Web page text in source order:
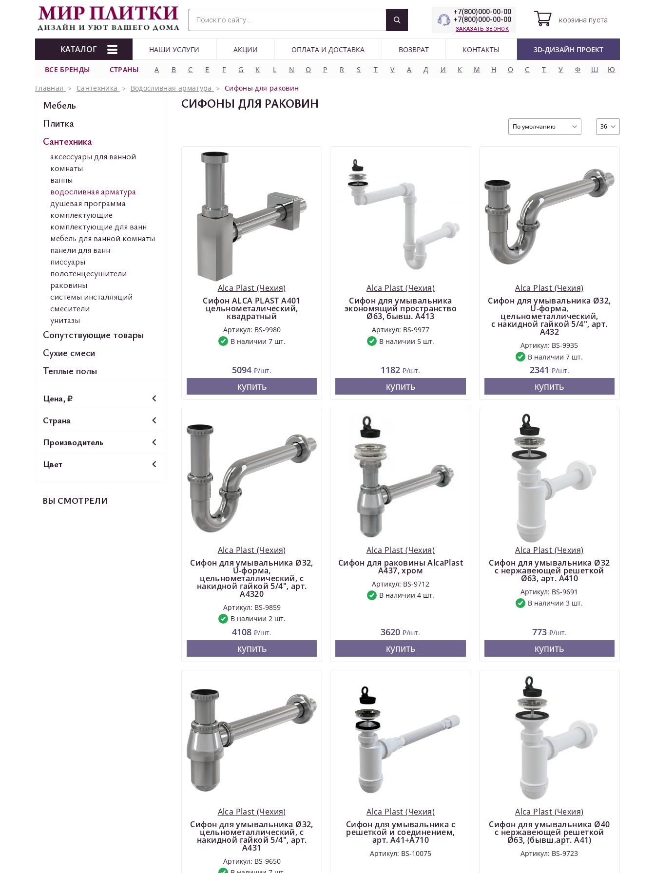
+7(800)000-00-00
+7(800)000-00-00
ЗАКАЗАТЬ ЗВОНОК
корзина пуста
КАТАЛОГ НАШИ УСЛУГИ АКЦИИ ОПЛАТА И ДОСТАВКА ВОЗВРАТ КОНТАКТЫ 3D-ДИЗАЙН ПРОЕКТ
ВСЕ БРЕНДЫ СТРАНЫ A B C E F G K L N O P R S T V А Д И К М Н О С Т У Ф Ш
Ю
Главная
Сантехника Водосливная арматура Сифоны для раковин
Мебель
Плитка
Сантехника
аксессуары для ванной
комнаты
ванны
водосливная арматура
душевая программа
комплектующие
комплектующие для ванн
мебель для ванной комнаты
панели для ванн
писсуары
полотенцесушители
раковины
системы инсталляций
смесители
унитазы
Сопутствующие товары
Сухие смеси
Теплые полы
Цена, ₽
Страна
Производитель
Цвет
ВЫ СМОТРЕЛИ
СИФОНЫ ДЛЯ РАКОВИН
По умолчанию 36
Alca Plast (Чехия)
Сифон ALCA PLAST A401
цельнометалический,
квадратный
Артикул: BS-9980
В наличии 7 шт.
5094₽/шт.
купить
Alca Plast (Чехия)
Cифон для умывальника
экономящий пространство
Ø63, бывш. A413
Артикул: BS-9977
В наличии 5 шт.
1182₽/шт.
купить
Alca Plast (Чехия)
Сифон для умывальника Ø32,
U-форма,
цельнометаллический,
с накидной гайкой 5/4", арт.
A432
Артикул: BS-9935
В наличии 7 шт.
2341 ₽/шт.
купить
Alca Plast (Чехия)
Сифон для умывальника Ø32,
U-форма,
цельнометаллический, с
накидной гайкой 5/4", арт.
A4320
Артикул: BS-9859
В наличии 2 шт.
4108₽/шт.
купить
Alca Plast (Чехия)
Сифон для раковины AlcaPlast
A437, хром
Артикул: BS-9712
В наличии 4 шт.
3620₽/шт.
купить
Alca Plast (Чехия)
Сифон для умывальника Ø32
с нержавеющей peшeткой
Ø63, арт. A410
Артикул: BS-9691
В наличии 3 шт.
773 ₽/шт.
купить
Alca Plast (Чехия)
Сифон для умывальника Ø32,
цельнометаллический, с
накидной гайкой 5/4", арт.
A431
Артикул: BS-9650
Alca Plast (Чехия)
Сифон для умывальника с
решеткой и соединением,
арт. A41+A710
Артикул: BS-10075
Alca Plast (Чехия)
Сифон для умывальника Ø40
с нержавеющей peшeткой
Ø63, (бывш.арт. A41)
Артикул: BS-9723